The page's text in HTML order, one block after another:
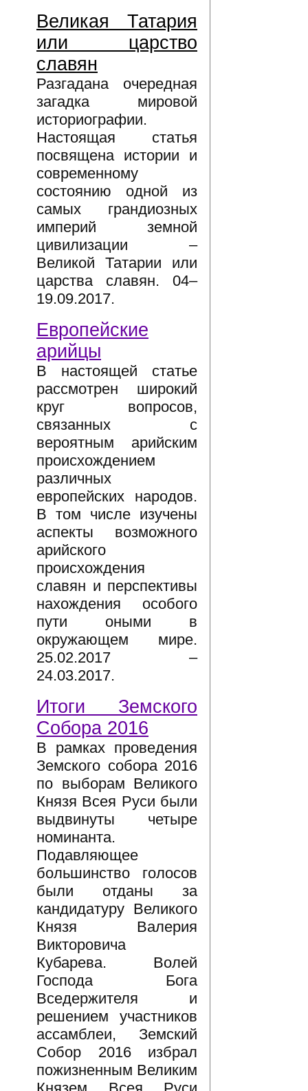
Великая Татария
или царство
славян
Разгадана очередная
загадка мировой
историографии.
Настоящая статья
посвящена истории и
современному
состоянию одной из
самых грандиозных
империй земной
цивилизации –
Великой Татарии или
царства славян. 04–
19.09.2017.
Европейские
арийцы
В настоящей статье
рассмотрен широкий
круг вопросов,
связанных с
вероятным арийским
происхождением
различных
европейских народов.
В том числе изучены
аспекты возможного
арийского
происхождения
славян и перспективы
нахождения особого
пути оными в
окружающем мире.
25.02.2017 –
24.03.2017.
Итоги Земского
Собора 2016
В рамках проведения
Земского собора 2016
по выборам Великого
Князя Всея Руси были
выдвинуты четыре
номинанта.
Подавляющее
большинство голосов
были отданы за
кандидатуру Великого
Князя Валерия
Викторовича
Кубарева. Волей
Господа Бога
Вседержителя и
решением участников
ассамблеи, Земский
Собор 2016 избрал
пожизненным Великим